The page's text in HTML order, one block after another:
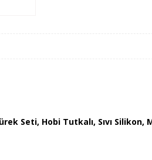
Seti, Hobi Tutkalı, Sıvı Silikon,